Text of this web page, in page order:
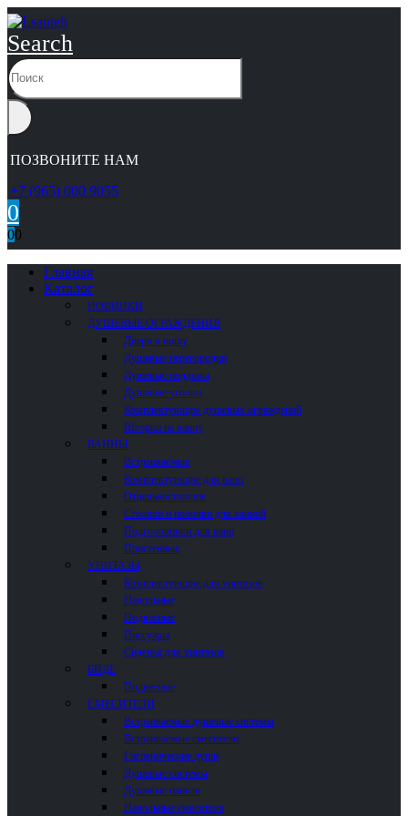
Search
ПОЗВОНИТЕ НАМ
+7 (965) 000 9055
0
00
Главная
Каталог
НОВИНКИ
ДУШЕВЫЕ ОГРАЖДЕНИЯ
Двери в нишу
Душевые перегородки
Душевые поддоны
Душевые уголки
Комплектующие душевых ограждений
Шторки на ванну
ВАННЫ
Встраиваемые
Комплектующие для ванн
Отдельностоящие
Столики и полочки для ванной
Подголовники для ванн
Пристенные
УНИТАЗЫ
Комплектующие для унитазов
Напольные
Подвесные
Писсуары
Сиденья для унитазов
БИДЕ
Подвесные
СМЕСИТЕЛИ
Встраиваемые душевые системы
Встраиваемые смесители
Гигиенические души
Душевые системы
Душевые панели
Напольные смесители